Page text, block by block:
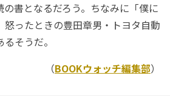
書となるだろう。ちなみに「僕に
ったときの豊田章男・トヨタ自動
そうだ。
（BOOKウォッチ編集部）